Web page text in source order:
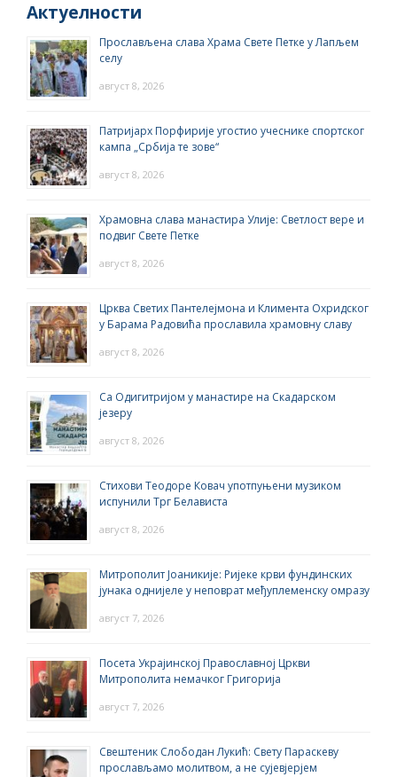
Актуелности
Прослављена слава Храма Свете Петке у Лапљем
селу
август 8, 2026
Патријарх Порфирије угостио учеснике спортског
кампа „Србија те зове“
август 8, 2026
Храмовна слава манастира Улије: Светлост вере и
подвиг Свете Петке
август 8, 2026
Црква Светих Пантелејмона и Климента Охридског
у Барама Радовића прославила храмовну славу
август 8, 2026
Са Одигитријом у манастире на Скадарском
језеру
август 8, 2026
Стихови Теодоре Ковач употпуњени музиком
испунили Трг Белависта
август 8, 2026
Митрополит Јоаникије: Ријеке крви фундинских
јунака однијеле у неповрат међуплеменску омразу
август 7, 2026
Посета Украјинској Православној Цркви
Митрополита немачког Григорија
август 7, 2026
Свештеник Слободан Лукић: Свету Параскеву
прослављамо молитвом, а не сујевјерјем